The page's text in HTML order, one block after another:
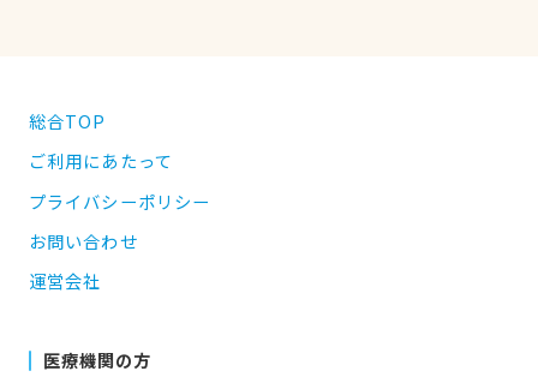
総合TOP
ご利用にあたって
プライバシーポリシー
お問い合わせ
運営会社
医療機関の方